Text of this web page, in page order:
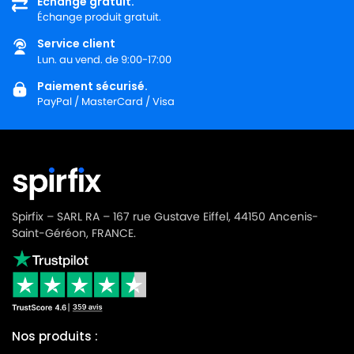
MIELE
MIELE ALLERVAC HEPA PLUS
MIELE
MIELE ALLERVAC S400
MIELE
MIELE ALLERVAC S600
MIELE
MIELE ALLERVAC S700
MIELE
MIELE
MIELE
MIELE ALLERVAC SENSOR 2000
MIELE
MIELE ALLERVAC SENSOR 5000
MIELE
MIELE ALU LIMITED EDITION
MIELE
Échange produit gratuit.
Service client
Lun. au vend. de 9:00-17:00
Paiement sécurisé.
PayPal / MasterCard / Visa
Spirfix – SARL RA – 167 rue Gustave Eiffel, 44150 Ancenis-
Saint-Géréon, FRANCE.
Nos produits :